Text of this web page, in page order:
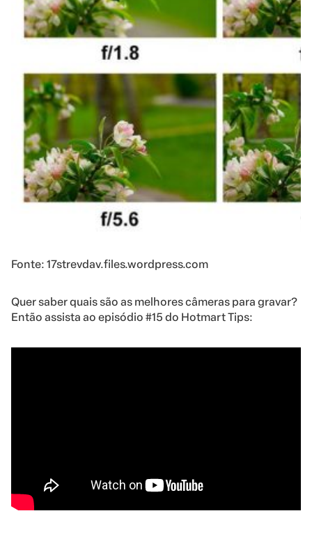
Fonte: 17strevdav.files.wordpress.com
Quer saber quais são as melhores câmeras para gravar?
Então assista ao episódio #15 do Hotmart Tips: